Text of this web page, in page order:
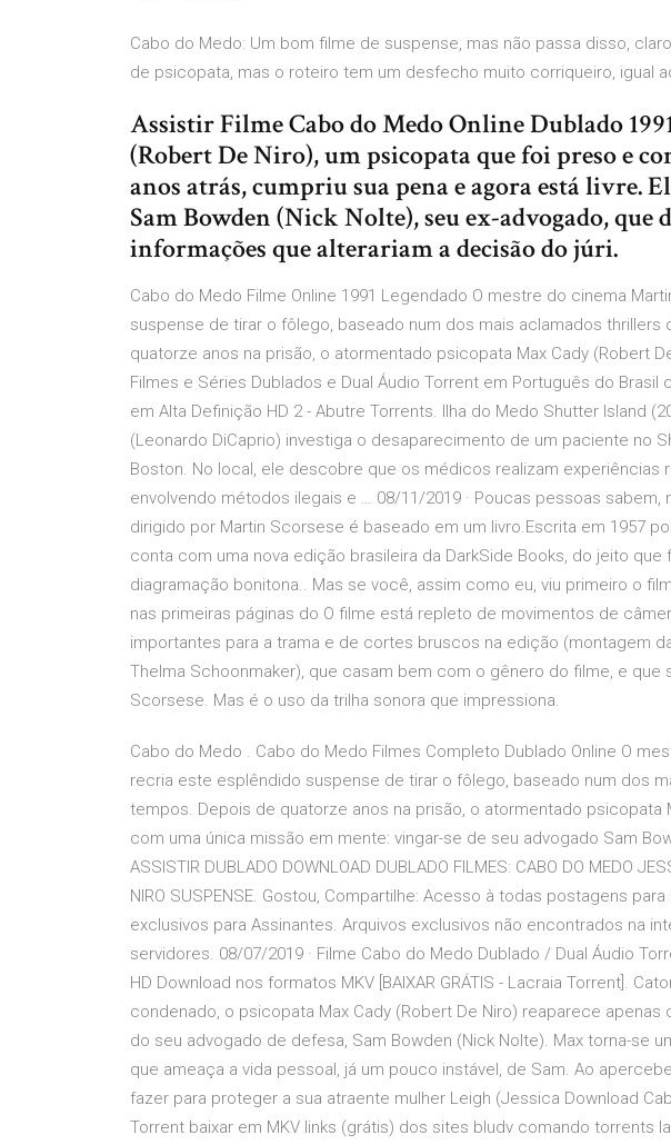
Cabo do Medo: Um bom filme de suspense, mas não passa disso,
de psicopata, mas o roteiro tem um desfecho muito corriqueiro, igual
Assistir Filme Cabo do Medo Online Dublado
(Robert De Niro), um psicopata que foi preso e
anos atrás, cumpriu sua pena e agora está livre.
Sam Bowden (Nick Nolte), seu ex-advogado,
informações que alterariam a decisão do júri.
Cabo do Medo Filme Online 1991 Legendado O mestre do cinema
suspense de tirar o fôlego, baseado num dos mais aclamados
quatorze anos na prisão, o atormentado psicopata Max Cady (Robert
Filmes e Séries Dublados e Dual Áudio Torrent em Português do Brasil
em Alta Definição HD 2 - Abutre Torrents. Ilha do Medo Shutter Island
(Leonardo DiCaprio) investiga o desaparecimento de um paciente no
Boston. No local, ele descobre que os médicos realizam experiências
envolvendo métodos ilegais e … 08/11/2019 · Poucas pessoas sabem,
dirigido por Martin Scorsese é baseado em um livro.Escrita em 1957
conta com uma nova edição brasileira da DarkSide Books, do jeito
diagramação bonitona.. Mas se você, assim como eu, viu primeiro o
nas primeiras páginas do O filme está repleto de movimentos de
importantes para a trama e de cortes bruscos na edição (montagem
Thelma Schoonmaker), que casam bem com o gênero do filme, e que
Scorsese. Mas é o uso da trilha sonora que impressiona.
Cabo do Medo . Cabo do Medo Filmes Completo Dublado Online O
recria este esplêndido suspense de tirar o fôlego, baseado num dos
tempos. Depois de quatorze anos na prisão, o atormentado psicopata
com uma única missão em mente: vingar-se de seu advogado Sam
ASSISTIR DUBLADO DOWNLOAD DUBLADO FILMES: CABO DO MEDO
NIRO SUSPENSE. Gostou, Compartilhe: Acesso à todas postagens
exclusivos para Assinantes. Arquivos exclusivos não encontrados na
servidores. 08/07/2019 · Filme Cabo do Medo Dublado / Dual Áudio
HD Download nos formatos MKV [BAIXAR GRÁTIS - Lacraia Torrent].
condenado, o psicopata Max Cady (Robert De Niro) reaparece apenas
do seu advogado de defesa, Sam Bowden (Nick Nolte). Max torna-se
que ameaça a vida pessoal, já um pouco instável, de Sam. Ao
fazer para proteger a sua atraente mulher Leigh (Jessica Download
Torrent baixar em MKV links (grátis) dos sites bludv comando torrents